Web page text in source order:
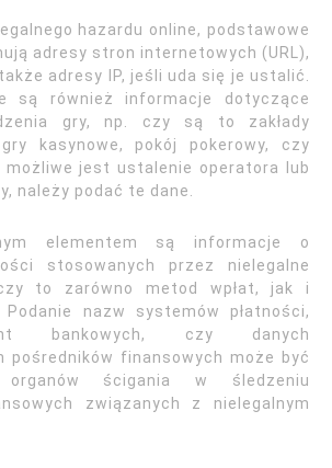
hazardu online, podstawowe
adresy stron internetowych (URL),
adresy IP, jeśli uda się je ustalić.
są również informacje dotyczące
gry, np. czy są to zakłady
gry kasynowe, pokój pokerowy, czy
możliwe jest ustalenie operatora lub
należy podać te dane.
elementem są informacje o
stosowanych przez nielegalne
to zarówno metod wpłat, jak i
Podanie nazw systemów płatności,
bankowych, czy danych
pośredników finansowych może być
ścigania w śledzeniu
związanych z nielegalnym